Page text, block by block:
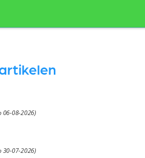
06-08-2026)
30-07-2026)